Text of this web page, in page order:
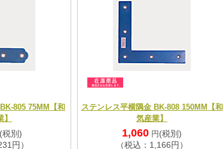
805 75MM【和
(税別)
円）
ステンレス平横隅金 BK-808 150MM【和
気産業】
1,060 円 (税別)
（税込：1,166円）